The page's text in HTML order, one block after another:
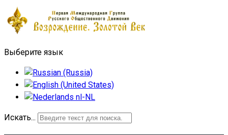
Выберите язык
Искать...